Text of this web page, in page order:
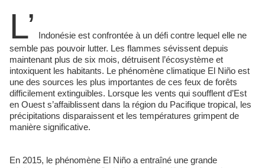
L’ Indonésie est confrontée à un défi contre lequel elle ne
semble pas pouvoir lutter. Les flammes sévissent depuis
maintenant plus de six mois, détruisent l’écosystème et
intoxiquent les habitants. Le phénomène climatique El Niño est
une des sources les plus importantes de ces feux de forêts
difficilement extinguibles. Lorsque les vents qui soufflent d’Est
en Ouest s’affaiblissent dans la région du Pacifique tropical, les
précipitations disparaissent et les températures grimpent de
manière significative.
En 2015, le phénomène El Niño a entraîné une grande